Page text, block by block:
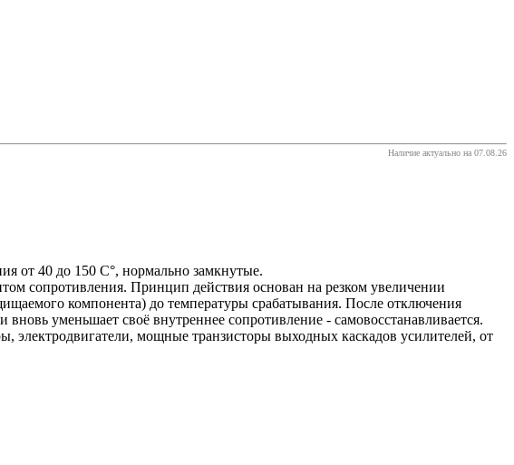
Наличие актуально на 07.08.26
от 40 до 150 С°, нормально замкнутые.
сопротивления. Принцип действия основан на резком увеличении
компонента) до температуры срабатывания. После отключения
уменьшает своё внутреннее сопротивление - самовосстанавливается.
электродвигатели, мощные транзисторы выходных каскадов усилителей, от